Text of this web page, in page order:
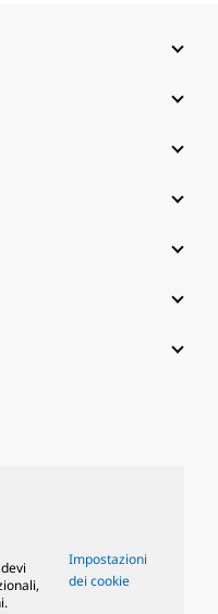
Impostazioni
dei cookie